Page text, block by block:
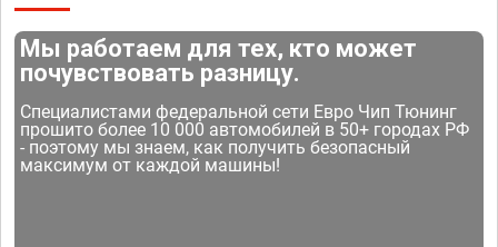
Мы работаем для тех, кто может
почувствовать разницу.
Специалистами федеральной сети Евро Чип Тюнинг
прошито более 10 000 автомобилей в 50+ городах РФ
- поэтому мы знаем, как получить безопасный
максимум от каждой машины!